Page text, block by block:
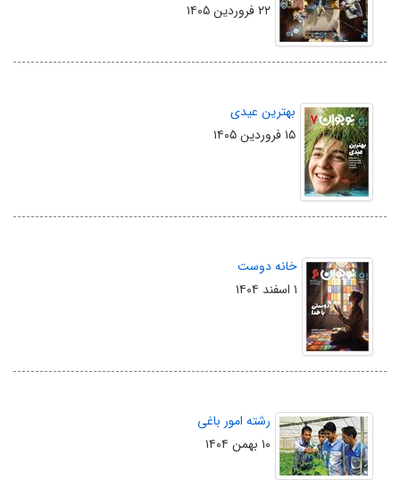
۲۲ فروردین ۱۴۰۵
بهترین عیدی
۱۵ فروردین ۱۴۰۵
خانه دوست
۱ اسفند ۱۴۰۴
رشته امور باغی
۱۰ بهمن ۱۴۰۴